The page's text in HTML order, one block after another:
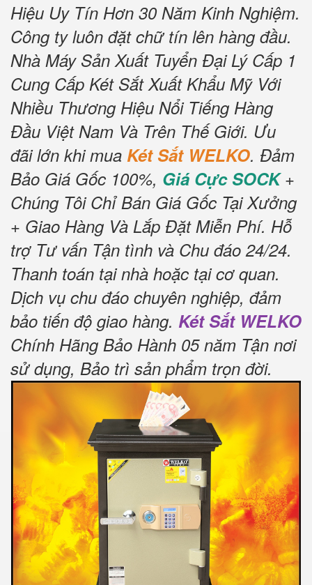
Hiệu Uy Tín Hơn 30 Năm Kinh Nghiệm.
Công ty luôn đặt chữ tín lên hàng đầu.
Nhà Máy Sản Xuất Tuyển Đại Lý Cấp 1
Cung Cấp Két Sắt Xuất Khẩu Mỹ Với
Nhiều Thương Hiệu Nổi Tiếng Hàng
Đầu Việt Nam Và Trên Thế Giới. Ưu
đãi lớn khi mua Két Sắt WELKO. Đảm
Bảo Giá Gốc 100%, Giá Cực SOCK+
Chúng Tôi Chỉ Bán Giá Gốc Tại Xưởng
+ Giao Hàng Và Lắp Đặt Miễn Phí. Hỗ
trợ Tư vấn Tận tình và Chu đáo 24/24.
Thanh toán tại nhà hoặc tại cơ quan.
Dịch vụ chu đáo chuyên nghiệp, đảm
bảo tiến độ giao hàng. Két Sắt WELKO
Chính Hãng Bảo Hành 05 năm Tận nơi
sử dụng, Bảo trì sản phẩm trọn đời.